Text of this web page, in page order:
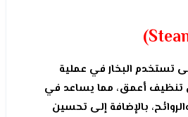
تستخدم البخار في عملية
أعمق، مما يساعد في
بالإضافة إلى تحسين